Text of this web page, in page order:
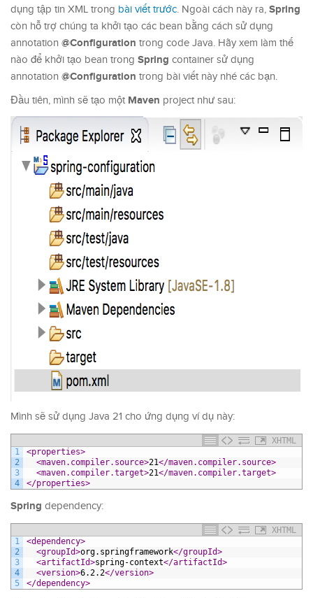
dụng tập tin XML trong bài viết trước. Ngoài cách này ra, Spring
còn hỗ trợ chúng ta khởi tạo các bean bằng cách sử dụng
annotation @Configuration trong code Java. Hãy xem làm thế
nào để khởi tạo bean trong Spring container sử dụng
annotation @Configuration trong bài viết này nhé các bạn.
Đầu tiên, mình sẽ tạo một Maven project như sau:
Mình sẽ sử dụng Java 21 cho ứng dụng ví dụ này:
XHTML
1
2
3
4
<properties>
<maven.compiler.source>21</maven.compiler.source>
<maven.compiler.target>21</maven.compiler.target>
</properties>
Spring dependency:
XHTML
1
2
3
4
5
<dependency>
<groupId>org.springframework</groupId>
<artifactId>spring-context</artifactId>
<version>6.2.2</version>
</dependency>